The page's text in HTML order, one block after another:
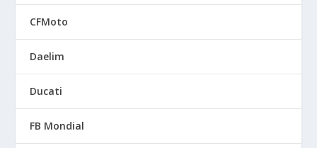
CFMoto
Daelim
Ducati
FB Mondial